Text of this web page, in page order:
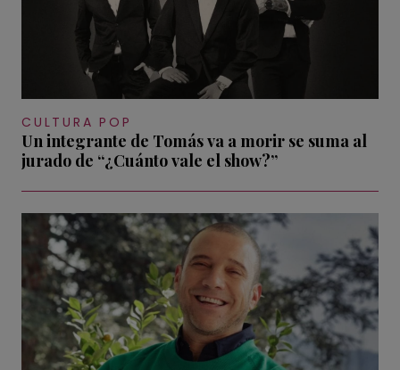
CULTURA POP
Un integrante de Tomás va a morir se suma al
jurado de “¿Cuánto vale el show?”